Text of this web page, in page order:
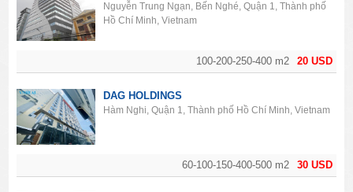
20 USD
100-200-250-400 m2
Nguyễn Trung Ngạn, Bến Nghé, Quận 1, Thành phố
Hồ Chí Minh, Vietnam
30 USD
60-100-150-400-500 m2
DAG HOLDINGS
Hàm Nghi, Quận 1, Thành phố Hồ Chí Minh, Vietnam